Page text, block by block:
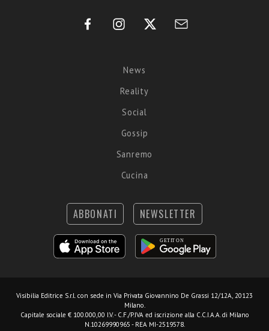
News
Reality
Social
Gossip
Sanremo
Cucina
ABBONATI NEWSLETTER
Visibilia Editrice S.r.l. con sede in Via Privata Giovannino De Grassi 12/12A, 20123
Milano.
Capitale sociale € 100.000,00 I.V. - C.F./P.IVA ed iscrizione alla C.C.I.A.A. di Milano
N.10269990965 - REA MI-2519578.